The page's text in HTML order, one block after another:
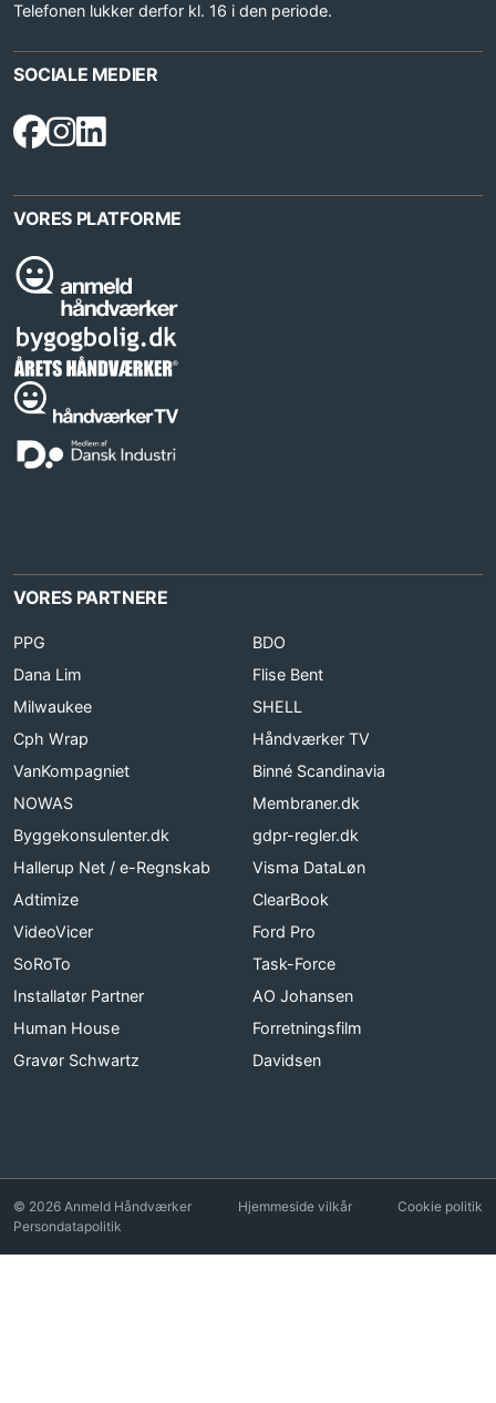
Telefonen lukker derfor kl. 16 i den periode.
SOCIALE MEDIER
VORES PLATFORME
VORES PARTNERE
PPG
BDO
Dana Lim
Flise Bent
Milwaukee
SHELL
Cph Wrap
Håndværker TV
VanKompagniet
Binné Scandinavia
NOWAS
Membraner.dk
Byggekonsulenter.dk
gdpr-regler.dk
Hallerup Net / e-Regnskab
Visma DataLøn
Adtimize
ClearBook
VideoVicer
Ford Pro
SoRoTo
Task-Force
Installatør Partner
AO Johansen
Human House
Forretningsfilm
Gravør Schwartz
Davidsen
© 2026 Anmeld Håndværker Hjemmeside vilkår
Cookie politik
Persondatapolitik